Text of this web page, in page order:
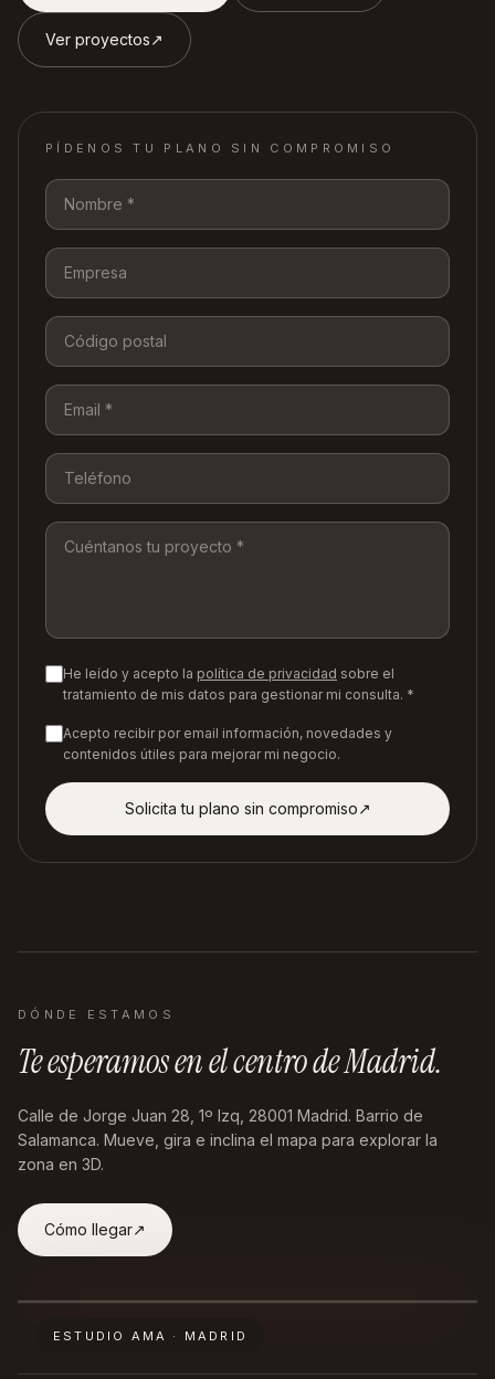
Ver proyectos↗︎
PÍDENOS TU PLANO SIN COMPROMISO
He leído y acepto la política de privacidad sobre el
tratamiento de mis datos para gestionar mi consulta. *
Acepto recibir por email información, novedades y
contenidos útiles para mejorar mi negocio.
Solicita tu plano sin compromiso↗︎
DÓNDE ESTAMOS
Te esperamos enel centro de Madrid.
Calle de Jorge Juan 28, 1º Izq, 28001 Madrid. Barrio de
Salamanca. Mueve, gira e inclina el mapa para explorar la
zona en 3D.
Cómo llegar↗︎
ESTUDIO AMA · MADRID